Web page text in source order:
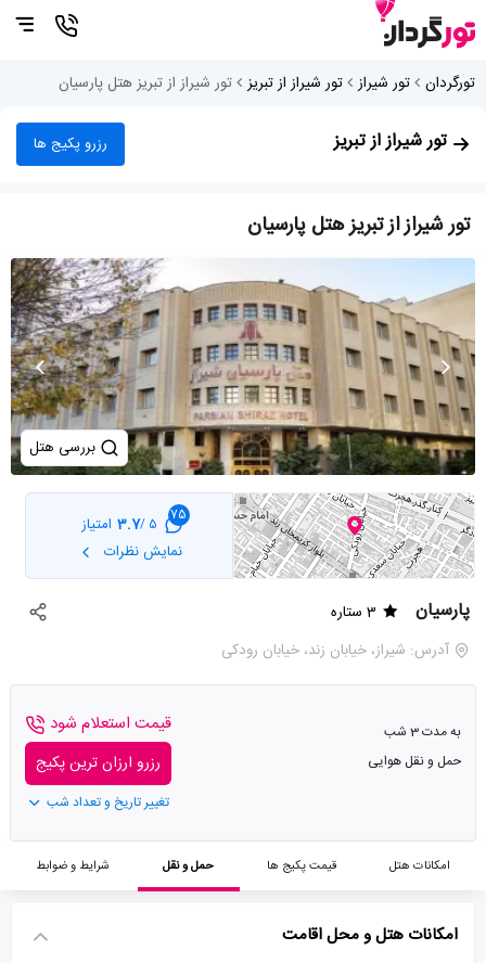
تورگردان تور شیراز تور شیراز از تبریز تور شیراز از تبریز هتل پارسیان
تور شیراز از تبریز رزرو پکیج ها
تور شیراز از تبریز هتل پارسیان
بررسی هتل
75
5 /
3.7 امتیاز
نمایش نظرات
پارسیان
3 ستاره
آدرس: شيراز، خيابان زند، خيابان رودكی
به مدت 3 شب
حمل و نقل هوایی
قیمت استعلام شود
رزرو ارزان ترین پکیج
تغییر تاریخ و تعداد شب
امکانات هتل قیمت پکیج ها حمل و نقل شرایط و ضوابط
امکانات هتل و محل اقامت